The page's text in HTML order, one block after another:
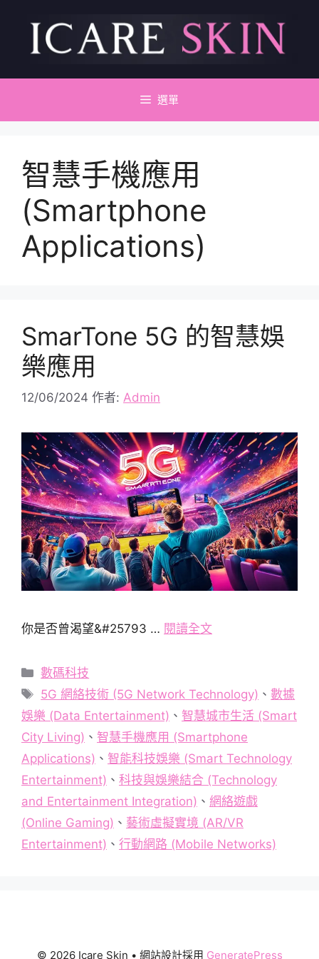
內
選單
智慧手機應用
(Smartphone
Applications)
SmarTone 5G 的智慧娛
樂應用
12/06/2024 作者: Admin
你是否曾渴望&#25793 … 閱讀全文
分
類
數碼科技
標
籤
5G 網絡技術 (5G Network Technology) 、數據
娛樂 (Data Entertainment) 、 智慧城市生活 (Smart
City Living) 、 智慧手機應用 (Smartphone
Applications) 、 智能科技娛樂 (Smart Technology
Entertainment) 、 科技與娛樂結合 (Technology
and Entertainment Integration) 、 網絡遊戲
(Online Gaming) 、 藝術虛擬實境 (AR/VR
Entertainment) 、 行動網路 (Mobile Networks)
© 2026 Icare Skin • 網站設計採用 GeneratePress